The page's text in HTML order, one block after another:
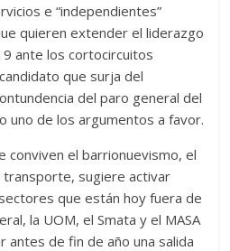
e “independientes”
quieren extender el liderazgo
ante los cortocircuitos
que surja del
del paro general del
uno de los argumentos a favor.
conviven el barrionuevismo, el
transporte, sugiere activar
que están hoy fuera de
la UOM, el Smata y el MASA
antes de fin de año una salida